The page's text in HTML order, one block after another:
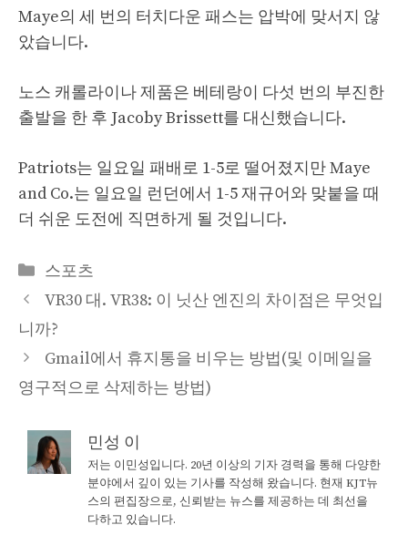
Maye의 세 번의 터치다운 패스는 압박에 맞서지 않
았습니다.
노스 캐롤라이나 제품은 베테랑이 다섯 번의 부진한
출발을 한 후 Jacoby Brissett를 대신했습니다.
Patriots는 일요일 패배로 1-5로 떨어졌지만 Maye
and Co.는 일요일 런던에서 1-5 재규어와 맞붙을 때
더 쉬운 도전에 직면하게 될 것입니다.
Categories
스포츠
VR30 대. VR38: 이 닛산 엔진의 차이점은 무엇입
니까?
Gmail에서 휴지통을 비우는 방법(및 이메일을
영구적으로 삭제하는 방법)
민성 이
저는 이민성입니다. 20년 이상의 기자 경력을 통해 다양한
분야에서 깊이 있는 기사를 작성해 왔습니다. 현재 KJT뉴
스의 편집장으로, 신뢰받는 뉴스를 제공하는 데 최선을
다하고 있습니다.